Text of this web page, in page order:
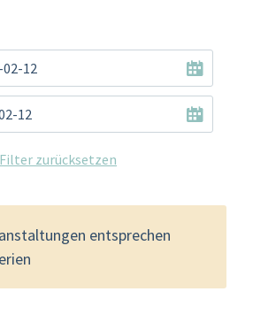
Filter zurücksetzen
entsprechen